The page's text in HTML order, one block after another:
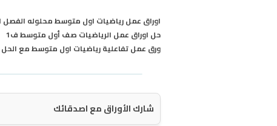
اوراق عمل رياضيات اول متوسط محلوله الفصل
حل اوراق عمل الرياضيات صف أول متوسط ف1
ورق عمل تفاعلية رياضيات اول متوسط مع الحل
شارك الأوراق مع اصدقائك